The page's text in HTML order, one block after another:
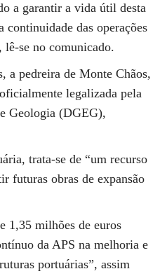
a garantir a vida útil desta
das operações
lê-se no comunicado.
a pedreira de Monte Chãos,
legalizada pela
Geologia (DGEG),
trata-se de “um recurso
futuras obras de expansão
1,35 milhões de euros
da APS na melhoria e
portuárias”, assim